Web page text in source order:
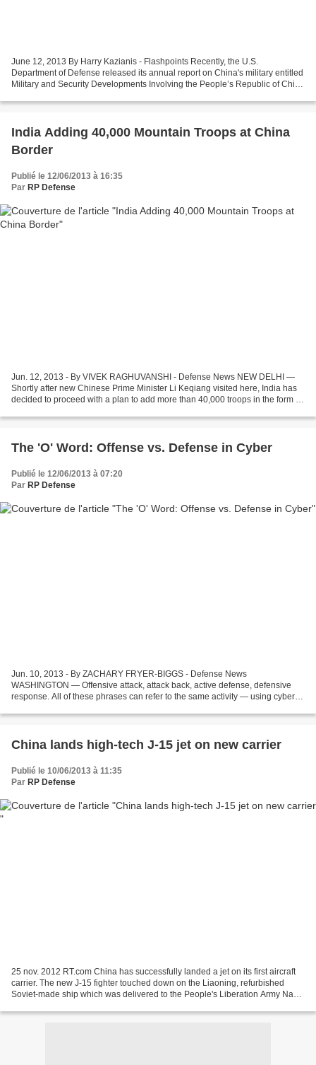
June 12, 2013 By Harry Kazianis - Flashpoints Recently, the U.S.
Department of Defense released its annual report on China's military entitled
Military and Security Developments Involving the People’s Republic of China
India Adding 40,000 Mountain Troops at China
Border
Publié le 12/06/2013 à 16:35
Par RP Defense
Jun. 12, 2013 - By VIVEK RAGHUVANSHI - Defense News NEW DELHI —
Shortly after new Chinese Prime Minister Li Keqiang visited here, India has
decided to proceed with a plan to add more than 40,000 troops in the form of
The 'O' Word: Offense vs. Defense in Cyber
Publié le 12/06/2013 à 07:20
Par RP Defense
Jun. 10, 2013 - By ZACHARY FRYER-BIGGS - Defense News
WASHINGTON — Offensive attack, attack back, active defense, defensive
response. All of these phrases can refer to the same activity — using cyber
China lands high-tech J-15 jet on new carrier
Publié le 10/06/2013 à 11:35
Par RP Defense
25 nov. 2012 RT.com China has successfully landed a jet on its first aircraft
carrier. The new J-15 fighter touched down on the Liaoning, refurbished
Soviet-made ship which was delivered to the People's Liberation Army Navy